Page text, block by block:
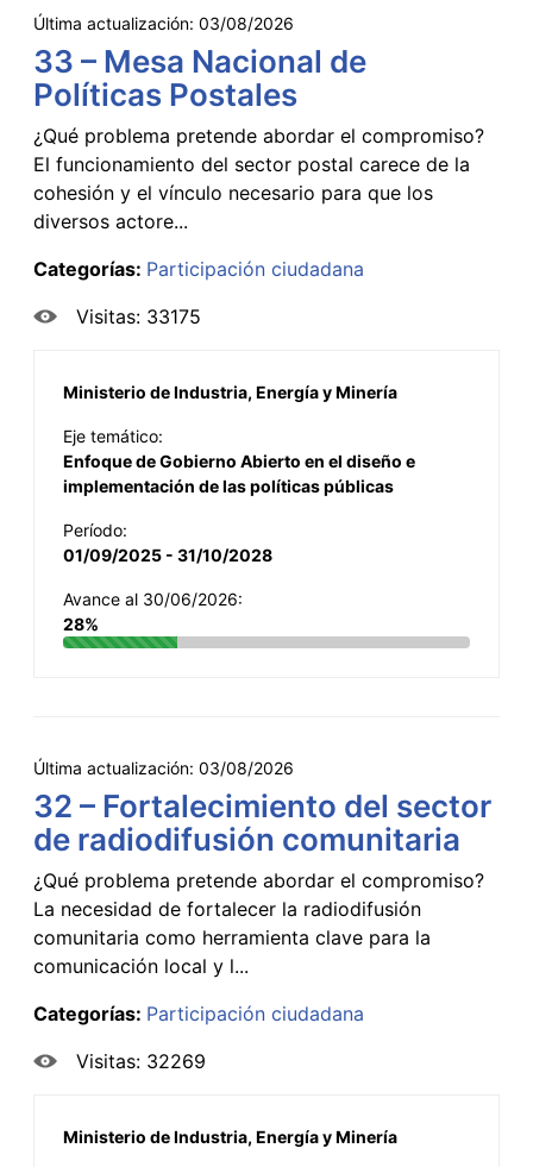
Última actualización: 03/08/2026
33 – Mesa Nacional de
Políticas Postales
¿Qué problema pretende abordar el compromiso?
El funcionamiento del sector postal carece de la
cohesión y el vínculo necesario para que los
diversos actore...
Categorías: Participación ciudadana
Visitas: 33175
Ministerio de Industria, Energía y Minería
Eje temático:
Enfoque de Gobierno Abierto en el diseño e
implementación de las políticas públicas
Período:
01/09/2025 - 31/10/2028
Avance al 30/06/2026:
28%
Última actualización: 03/08/2026
32 – Fortalecimiento del sector
de radiodifusión comunitaria
¿Qué problema pretende abordar el compromiso?
La necesidad de fortalecer la radiodifusión
comunitaria como herramienta clave para la
comunicación local y l...
Categorías: Participación ciudadana
Visitas: 32269
Ministerio de Industria, Energía y Minería